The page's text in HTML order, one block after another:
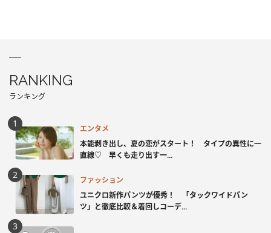
RANKING
ランキング
エンタメ
本能剥き出し、夏の恋がスタート！ タイプの異性に一
直線♡ 早くも走り出す一...
ファッション
ユニクロ新作パンツが優秀！ 「タックワイドパン
ツ」と徹底比較＆着回しコーデ...